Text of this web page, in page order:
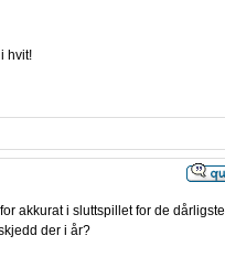
hvit!
akkurat i sluttspillet for de dårligste
der i år?